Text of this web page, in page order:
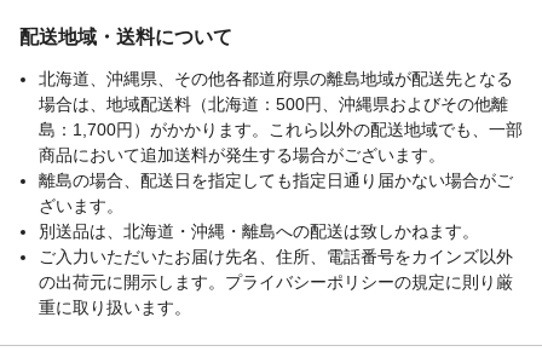
配送地域・送料について
北海道、沖縄県、その他各都道府県の離島地域が配送先となる
場合は、地域配送料（北海道：500円、沖縄県およびその他離
島：1,700円）がかかります。これら以外の配送地域でも、一部
商品において追加送料が発生する場合がございます。
離島の場合、配送日を指定しても指定日通り届かない場合がご
ざいます。
別送品は、北海道・沖縄・離島への配送は致しかねます。
ご入力いただいたお届け先名、住所、電話番号をカインズ以外
の出荷元に開示します。プライバシーポリシーの規定に則り厳
重に取り扱います。